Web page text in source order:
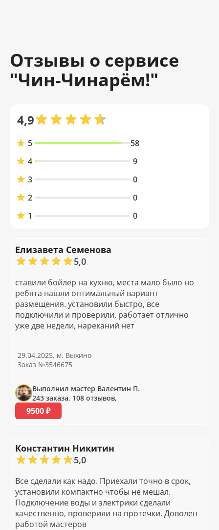
Отзывы о сервисе
"Чин‑Чинарём!"
4,9
5
58
4
9
3
0
2
0
1
0
Елизавета Семенова
5,0
ставили бойлер на кухню, места мало было но
ребята нашли оптимальный вариант
размещения. установили быстро, все
подключили и проверили. работает отлично
уже две недели, нареканий нет
29.04.2025, м. Выхино
Заказ №3546675
Выполнил мастер Валентин П.
243 заказа, 108 отзывов,
9500 ₽
Константин Никитин
5,0
Все сделали как надо. Приехали точно в срок,
установили компактно чтобы не мешал.
Подключение воды и электрики сделали
качественно, проверили на протечки. Доволен
работой мастеров